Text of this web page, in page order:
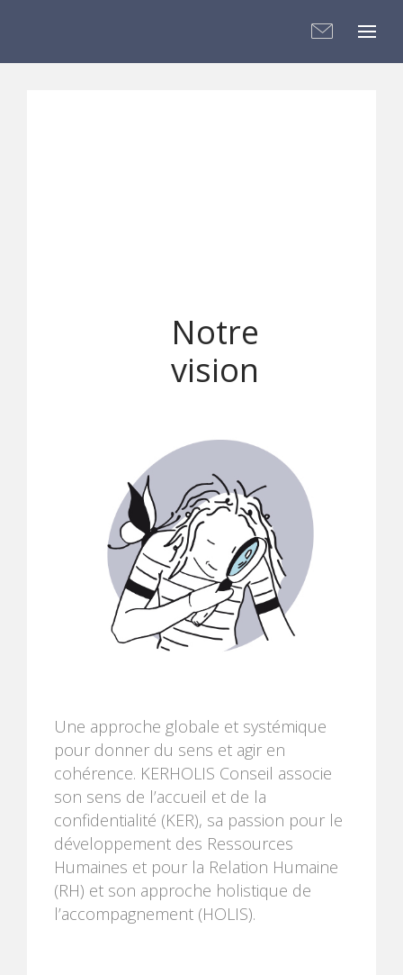
Notre
vision
Une approche globale et systémique
pour donner du sens et agir en
cohérence. KERHOLIS Conseil associe
son sens de l’accueil et de la
confidentialité (KER), sa passion pour le
développement des Ressources
Humaines et pour la Relation Humaine
(RH) et son approche holistique de
l’accompagnement (HOLIS).